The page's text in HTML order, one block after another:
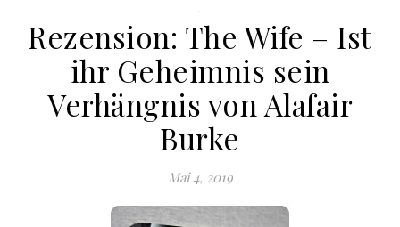
.
Rezension: The Wife – Ist
ihr Geheimnis sein
Verhängnis von Alafair
Burke
Mai 4, 2019